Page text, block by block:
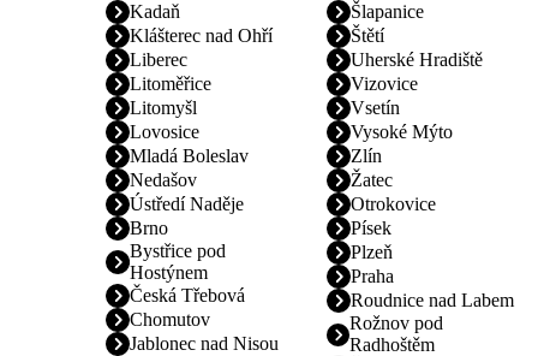
Kadaň
Klášterec nad Ohří
Liberec
Litoměřice
Litomyšl
Lovosice
Mladá Boleslav
Nedašov
Šlapanice
Štětí
Uherské Hradiště
Vizovice
Vsetín
Vysoké Mýto
Zlín
Žatec
Ústředí Naděje
Brno
Bystřice pod
Hostýnem
Česká Třebová
Chomutov
Jablonec nad Nisou
Otrokovice
Písek
Plzeň
Praha
Roudnice nad Labem
Rožnov pod
Radhoštěm